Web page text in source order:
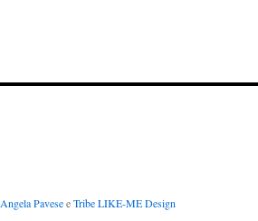
Angela PaveseeTribe LIKE-ME Design